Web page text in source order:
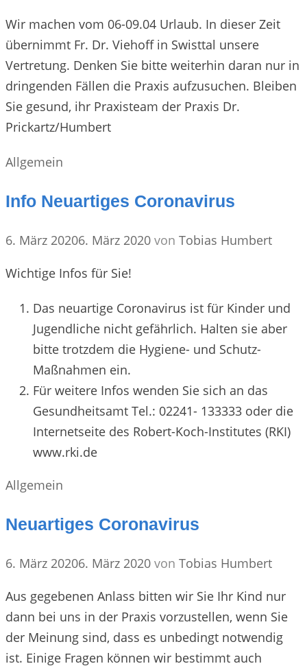
Wir machen vom 06-09.04 Urlaub. In dieser Zeit
übernimmt Fr. Dr. Viehoff in Swisttal unsere
Vertretung. Denken Sie bitte weiterhin daran nur in
dringenden Fällen die Praxis aufzusuchen. Bleiben
Sie gesund, ihr Praxisteam der Praxis Dr.
Prickartz/Humbert
Kategorien
Allgemein
Info Neuartiges Coronavirus
6. März 20206. März 2020 von Tobias Humbert
Wichtige Infos für Sie!
Das neuartige Coronavirus ist für Kinder und
Jugendliche nicht gefährlich. Halten sie aber
bitte trotzdem die Hygiene- und Schutz-
Maßnahmen ein.
Für weitere Infos wenden Sie sich an das
Gesundheitsamt Tel.: 02241- 133333 oder die
Internetseite des Robert-Koch-Institutes (RKI)
www.rki.de
Kategorien
Allgemein
Neuartiges Coronavirus
6. März 20206. März 2020 von Tobias Humbert
Aus gegebenen Anlass bitten wir Sie Ihr Kind nur
dann bei uns in der Praxis vorzustellen, wenn Sie
der Meinung sind, dass es unbedingt notwendig
ist. Einige Fragen können wir bestimmt auch